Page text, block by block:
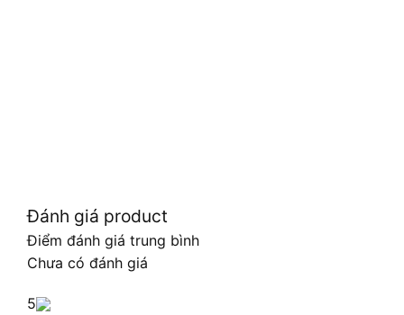
Đánh giá product
Điểm đánh giá trung bình
Chưa có đánh giá
5